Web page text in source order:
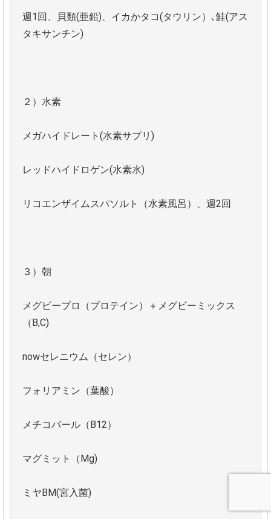
週1回、貝類(亜鉛)、イカかタコ(タウリン）､鮭(アス
タキサンチン)
２）水素
メガハイドレート(水素サプリ)
レッドハイドロゲン(水素水)
リコエンザイムスパソルト（水素風呂）、週2回
３）朝
メグビープロ（プロテイン）＋メグビーミックス
（B,C)
nowセレニウム（セレン）
フォリアミン（葉酸）
メチコバール（B12）
マグミット（Mg)
ミヤBM(宮入菌)